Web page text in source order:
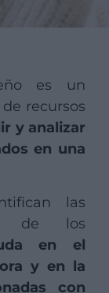
es un
recursos
y analizar
en una
las
de los
en el
y en la
con